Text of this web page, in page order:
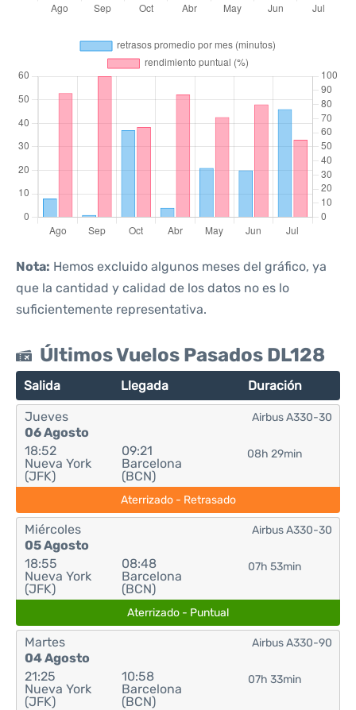
Nota: Hemos excluido algunos meses del gráfico, ya
que la cantidad y calidad de los datos no es lo
suficientemente representativa.
Últimos Vuelos Pasados DL128
Salida Llegada Duración
Jueves
06 Agosto
18:52
Nueva York
(JFK)
09:21
Barcelona
(BCN)
08h 29min
Airbus A330-30
Aterrizado - Retrasado
Miércoles
05 Agosto
18:55
Nueva York
(JFK)
08:48
Barcelona
(BCN)
07h 53min
Airbus A330-30
Aterrizado - Puntual
Martes
04 Agosto
21:25
Nueva York
(JFK)
10:58
Barcelona
(BCN)
07h 33min
Airbus A330-90